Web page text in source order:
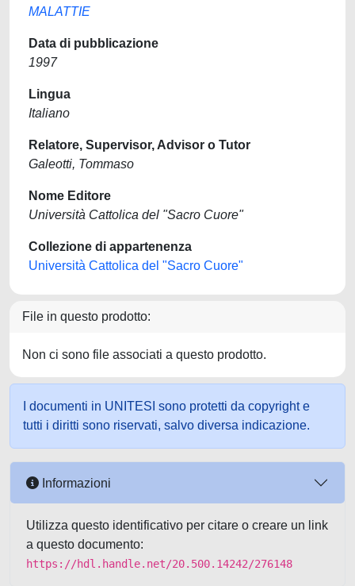
MALATTIE
Data di pubblicazione
1997
Lingua
Italiano
Relatore, Supervisor, Advisor o Tutor
Galeotti, Tommaso
Nome Editore
Università Cattolica del "Sacro Cuore"
Collezione di appartenenza
Università Cattolica del "Sacro Cuore"
File in questo prodotto:
Non ci sono file associati a questo prodotto.
I documenti in UNITESI sono protetti da copyright e
tutti i diritti sono riservati, salvo diversa indicazione.
Informazioni
Utilizza questo identificativo per citare o creare un link
a questo documento:
https://hdl.handle.net/20.500.14242/276148